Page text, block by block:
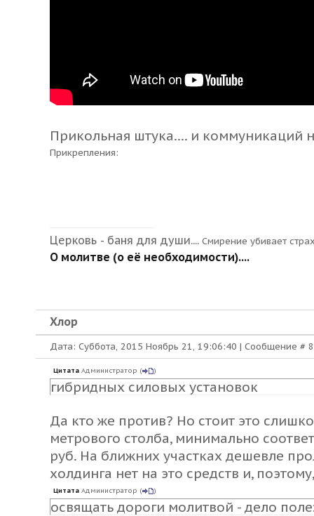
Прикольная штука.... и коммуникаций
Прикрепления:
Церковь - баня для души.... Смирение убивает
О молитве (о её необходимости)....
Хлор
Дата: Суббота, 2015 Ноябрь 21, 19:06:40 | Сообщение # 8
Цитата Администратор ( )
гибридных силовых установок
Да кто же против? Но стоит это
метрового столба, минимально
руб. На ближних участках дешевле
холдинга нет на это средств и,
Цитата Администратор ( )
освящать дороги молитвой - дело